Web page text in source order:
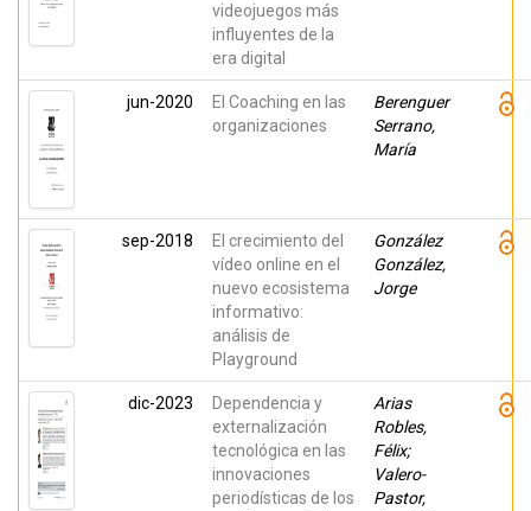
videojuegos más
influyentes de la
era digital
jun-2020
El Coaching en las
organizaciones
Berenguer
Serrano,
María
sep-2018
El crecimiento del
vídeo online en el
nuevo ecosistema
informativo:
análisis de
Playground
González
González,
Jorge
dic-2023
Dependencia y
externalización
tecnológica en las
innovaciones
periodísticas de los
Arias
Robles,
Félix;
Valero-
Pastor,